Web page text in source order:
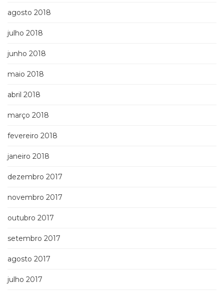
agosto 2018
julho 2018
junho 2018
maio 2018
abril 2018
março 2018
fevereiro 2018
janeiro 2018
dezembro 2017
novembro 2017
outubro 2017
setembro 2017
agosto 2017
julho 2017